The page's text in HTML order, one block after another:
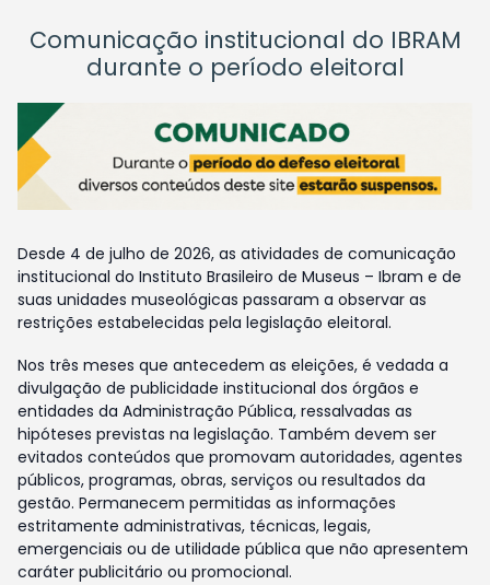
Comunicação institucional do IBRAM
durante o período eleitoral
Desde 4 de julho de 2026, as atividades de comunicação
institucional do Instituto Brasileiro de Museus – Ibram e de
suas unidades museológicas passaram a observar as
restrições estabelecidas pela legislação eleitoral.
Nos três meses que antecedem as eleições, é vedada a
divulgação de publicidade institucional dos órgãos e
entidades da Administração Pública, ressalvadas as
hipóteses previstas na legislação. Também devem ser
evitados conteúdos que promovam autoridades, agentes
públicos, programas, obras, serviços ou resultados da
gestão. Permanecem permitidas as informações
estritamente administrativas, técnicas, legais,
emergenciais ou de utilidade pública que não apresentem
caráter publicitário ou promocional.